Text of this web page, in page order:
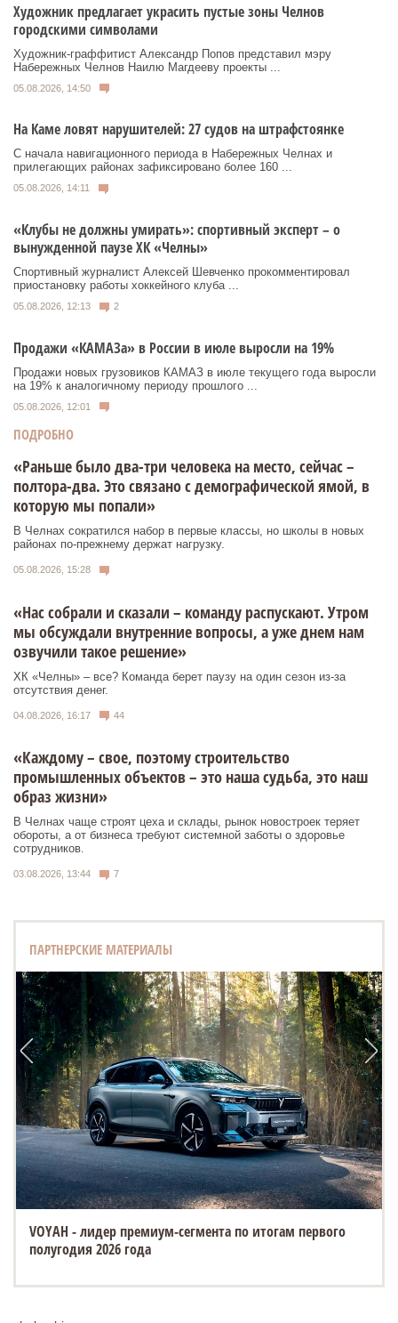
Художник предлагает украсить пустые зоны Челнов
городскими символами
Художник‑граффитист Александр Попов представил мэру
Набережных Челнов Наилю Магдееву проекты ...
05.08.2026, 14:50
На Каме ловят нарушителей: 27 судов на штрафстоянке
С начала навигационного периода в Набережных Челнах и
прилегающих районах зафиксировано более 160 ...
05.08.2026, 14:11
«Клубы не должны умирать»: спортивный эксперт – о
вынужденной паузе ХК «Челны»
Спортивный журналист Алексей Шевченко прокомментировал
приостановку работы хоккейного клуба ...
05.08.2026, 12:13 2
Продажи «КАМАЗа» в России в июле выросли на 19%
Продажи новых грузовиков КАМАЗ в июле текущего года выросли
на 19% к аналогичному периоду прошлого ...
05.08.2026, 12:01
ПОДРОБНО
«Раньше было два-три человека на место, сейчас –
полтора-два. Это связано с демографической ямой, в
которую мы попали»
В Челнах сократился набор в первые классы, но школы в новых
районах по-прежнему держат нагрузку.
05.08.2026, 15:28
«Нас собрали и сказали – команду распускают. Утром
мы обсуждали внутренние вопросы, а уже днем нам
озвучили такое решение»
ХК «Челны» – все? Команда берет паузу на один сезон из-за
отсутствия денег.
04.08.2026, 16:17 44
«Каждому – свое, поэтому строительство
промышленных объектов – это наша судьба, это наш
образ жизни»
В Челнах чаще строят цеха и склады, рынок новостроек теряет
обороты, а от бизнеса требуют системной заботы о здоровье
сотрудников.
03.08.2026, 13:44 7
ПАРТНЕРСКИЕ МАТЕРИАЛЫ
VOYAH - лидер премиум-сегмента по итогам первого
полугодия 2026 года